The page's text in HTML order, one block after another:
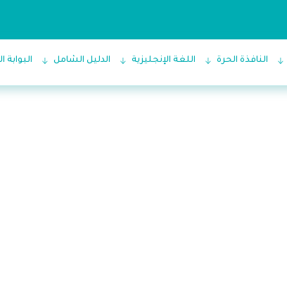
النافذة الحرة اللغة الإنجليزية الدليل الشامل البوابة